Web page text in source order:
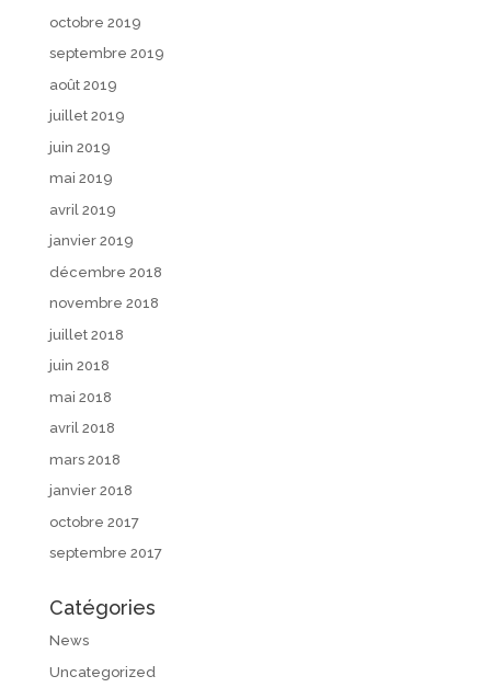
octobre 2019
septembre 2019
août 2019
juillet 2019
juin 2019
mai 2019
avril 2019
janvier 2019
décembre 2018
novembre 2018
juillet 2018
juin 2018
mai 2018
avril 2018
mars 2018
janvier 2018
octobre 2017
septembre 2017
Catégories
News
Uncategorized